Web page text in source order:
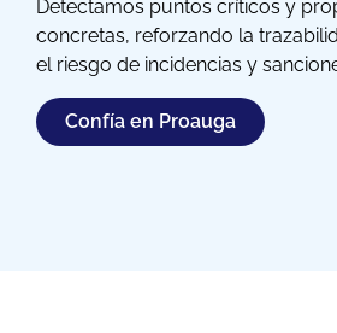
Detectamos puntos críticos y
concretas, reforzando la
el riesgo de incidencias y
Confía en Proauga